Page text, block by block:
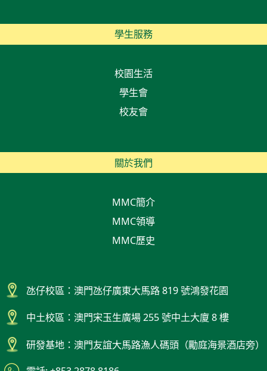
學生服務
校園生活
學生會
校友會
關於我們
MMC簡介
MMC領導
MMC歷史
氹仔校區：澳門氹仔廣東大馬路 819 號鴻發花園
中土校區：澳門宋玉生廣場 255 號中土大廈 8 樓
研發基地：澳門友誼大馬路漁人碼頭（勵庭海景酒店旁）